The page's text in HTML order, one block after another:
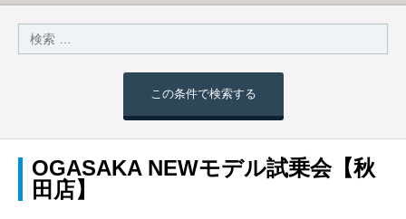
この条件で検索する
OGASAKA NEWモデル試乗会【秋
田店】